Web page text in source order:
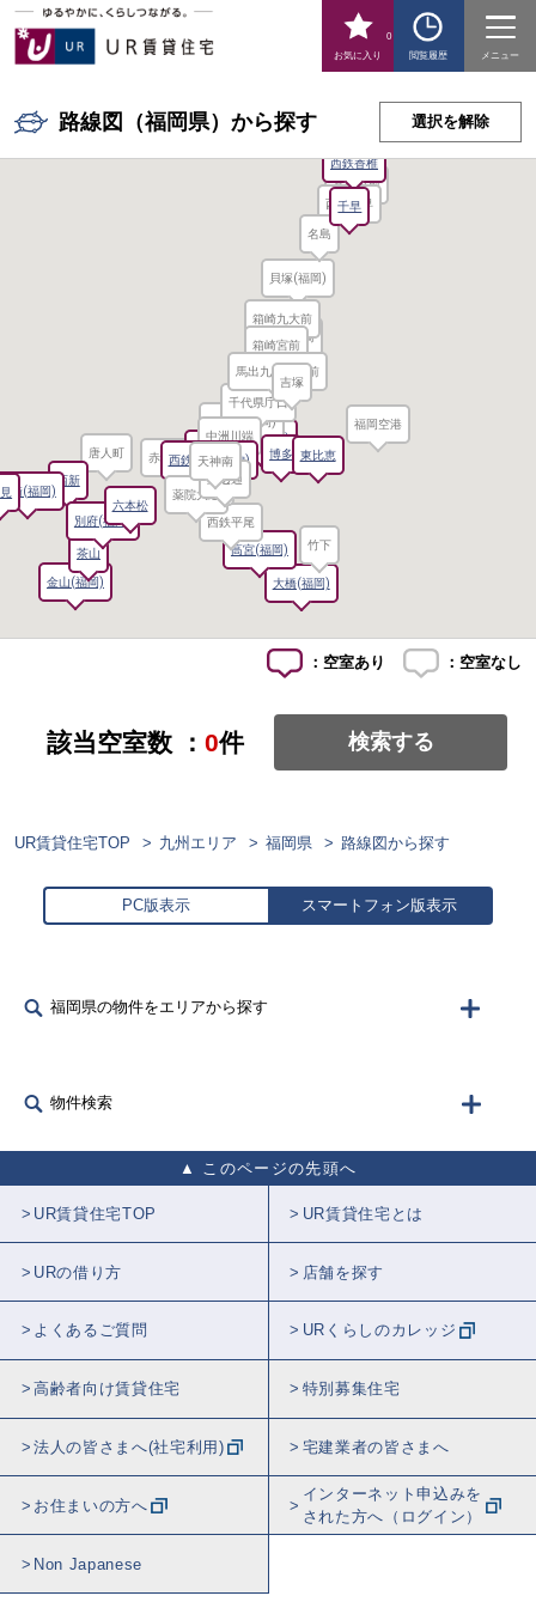
お気に入り
0
閲覧履歴
メニュー
路線図（福岡県）から探す 選択を解除
赤坂(福岡)
大橋(福岡)
貝塚(福岡)
香椎
香椎宮前
祇園(福岡)
呉服町(福岡)
高宮(福岡) 竹下
千代県庁口
天神
唐人町
中洲川端
西鉄千早
名島
西新
西鉄香椎
西鉄平尾
西鉄福岡(天神) 博多
箱崎
箱崎九大前
箱崎宮前
東比恵
福岡空港
崎(福岡)
馬出九大病院前
薬院
吉塚
千早
金山(福岡)
茶山
別府(福岡)
六本松
薬院大通
渡辺通
天神南
：空室あり ：空室なし
該当空室数 ： 0件 検索する
UR賃貸住宅TOP 九州エリア 福岡県 路線図から探す
PC版表示 スマートフォン版表示
福岡県の物件をエリアから探す
物件検索
このページの先頭へ
UR賃貸住宅TOP UR賃貸住宅とは
URの借り方 店舗を探す
よくあるご質問 URくらしのカレッジ
高齢者向け賃貸住宅 特別募集住宅
法人の皆さまへ(社宅利用) 宅建業者の皆さまへ
お住まいの方へ
インターネット申込みを
された方へ（ログイン）
Non Japanese